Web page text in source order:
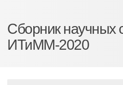
Сборник научных
ИТиММ-2020